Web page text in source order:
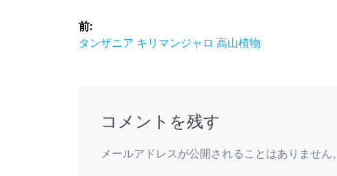
投
稿
前:
前
タンザニア キリマンジャロ 高山植物
コメントを残す
メールアドレスが公開されることはありません。